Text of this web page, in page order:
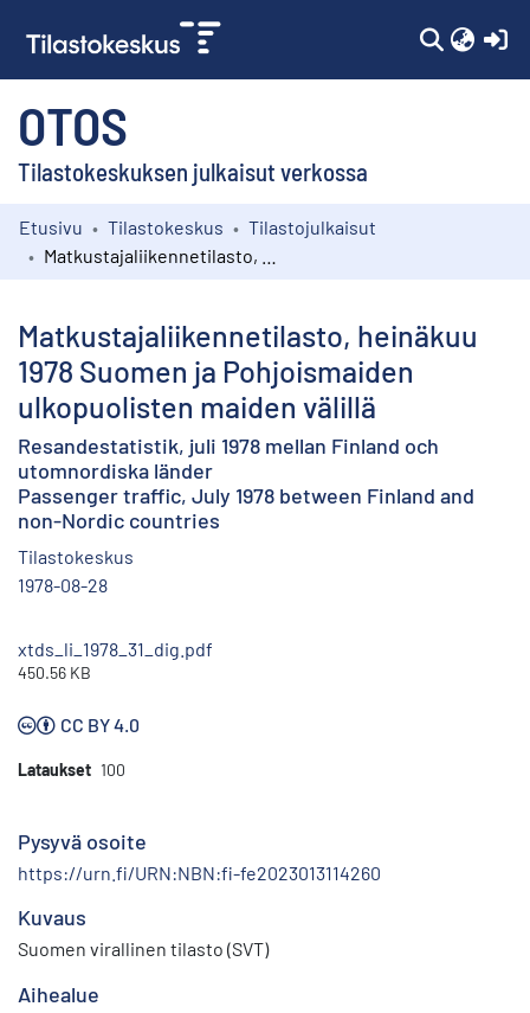
OTOS
Tilastokeskuksen julkaisut verkossa
Kokoelmat
Etusivu Tilastokeskus
Tilastojulkaisut
Matkustajaliikennetilasto, heinäkuu
1978 Suomen ja Pohjoismaiden
ulkopuolisten maiden välillä
Resandestatistik, juli 1978 mellan Finland och
utomnordiska länder
Passenger traffic, July 1978 between Finland and
non-Nordic countries
Tilastokeskus
1978-08-28
xtds_li_1978_31_dig.pdf
450.56 KB
CC BY 4.0
Lataukset 100
Pysyvä osoite
https://urn.fi/URN:NBN:fi-fe2023013114260
Kuvaus
Suomen virallinen tilasto (SVT)
Aihealue